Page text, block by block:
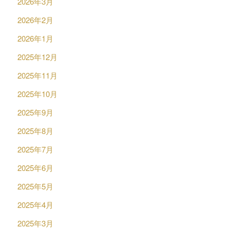
2026年2月
2026年1月
2025年12月
2025年11月
2025年10月
2025年9月
2025年8月
2025年7月
2025年6月
2025年5月
2025年4月
2025年3月